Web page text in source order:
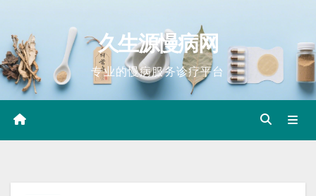
content
久生源慢病网
专业的慢病服务诊疗平台